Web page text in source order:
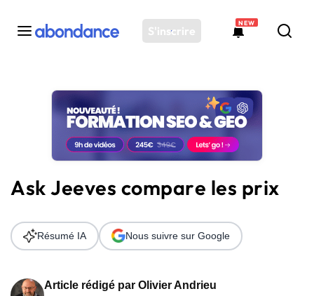
S'inscrire
NEW
Toutes les actus
Actus SEO
Plateforme
Solutions
Ressources
Audit SEO
Ask Jeeves compare les prix
Article rédigé par Olivier Andrieu
Résumé IA Nous suivre sur Google